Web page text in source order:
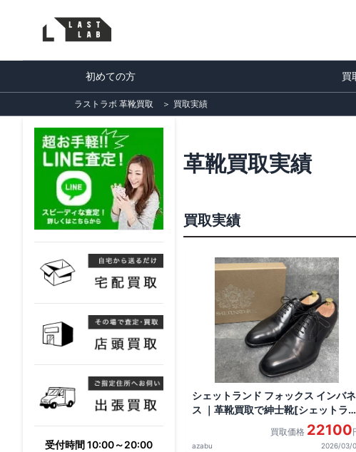
初めての方 買
ラストラボ 革靴買取 ＞ 買取実績
受付時間 10:00～20:00
革靴買取実績
買取実績
シェットランド フォックス インバネ
ス ｜革靴買取で紳士靴[シェットラン
ドフォックス インバネス ストレート
チップ]を買取しました。
買取価格 22100
azabu 2026/03/